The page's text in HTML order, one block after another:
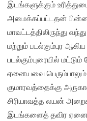
இடங்களுக்கும்
அமைக்கப்பட்டதன்
மாவட்டத்திலிருந்து
மற்றும் படல்கும்புர
படல்கும்புரையில்
ஏனையவை
குமாரவத்தைக்கு
சிரியாவத்த லயன்
இடங்களைத் தவிர